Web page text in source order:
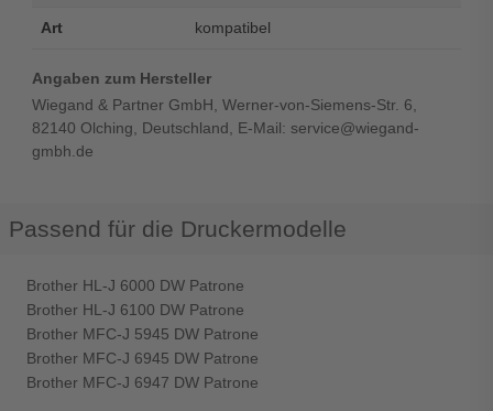
Art kompatibel
Angaben zum Hersteller
Wiegand & Partner GmbH, Werner-von-Siemens-Str. 6,
82140 Olching, Deutschland, E-Mail: service@wiegand-
gmbh.de
Passend für die Druckermodelle
Brother HL-J 6000 DW Patrone
Brother HL-J 6100 DW Patrone
Brother MFC-J 5945 DW Patrone
Brother MFC-J 6945 DW Patrone
Brother MFC-J 6947 DW Patrone